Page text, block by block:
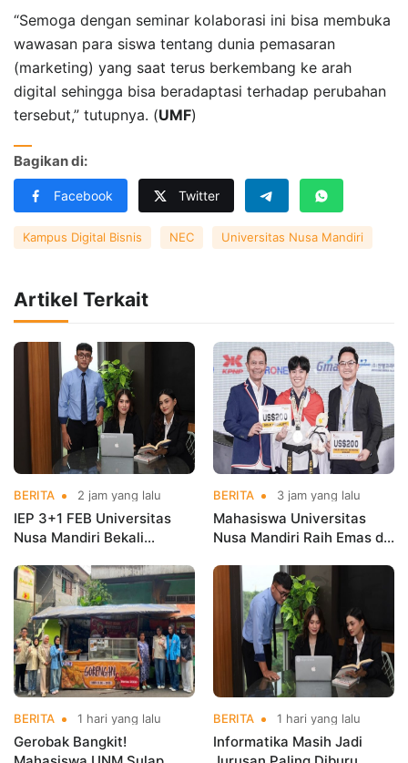
“Semoga dengan seminar kolaborasi ini bisa membuka
wawasan para siswa tentang dunia pemasaran
(marketing) yang saat terus berkembang ke arah
digital sehingga bisa beradaptasi terhadap perubahan
tersebut,” tutupnya. (UMF)
Bagikan di:
Facebook Twitter
Kampus Digital Bisnis NEC Universitas Nusa Mandiri
Artikel Terkait
BERITA 2 jam yang lalu
IEP 3+1 FEB Universitas
Nusa Mandiri Bekali
Kerja Sebelum Lulus
BERITA 3 jam yang lalu
Mahasiswa Universitas
Nusa Mandiri Raih Emas di
Indonesia Open
Championships 2026
BERITA 1 hari yang lalu
Gerobak Bangkit!
BERITA 1 hari yang lalu
Informatika Masih Jadi